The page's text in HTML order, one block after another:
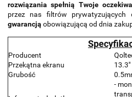
rozwiązania spełnią Twoje
przez nas filtrów prywatyzujących
gwarancją obowiązującą od dnia
Producent
Przekątna ekranu
13.3"
Grubość
-